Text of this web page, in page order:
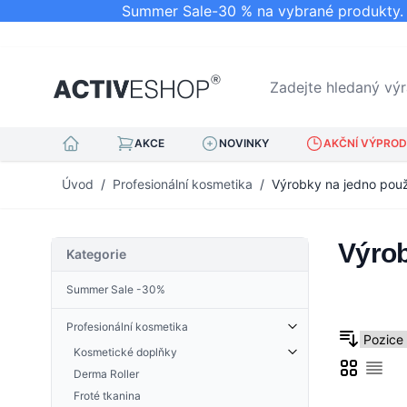
Summer Sale-30 % na vybrané
Zadejte hledaný
AKCE NOVINKY AKČNÍ
Úvod / Profesionální kosmetika / Výrobky na jedno
Mřížka
Kategorie
Summer Sale -30%
Profesionální kosmetika
Kosmetické doplňky
Kleštičky na kůžičku
Nehtová kopyta
Derma Roller
Froté tkanina